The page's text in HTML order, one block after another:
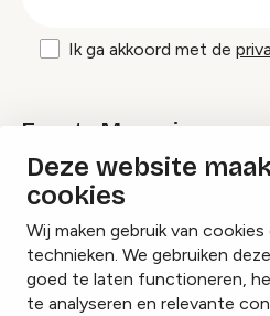
Deze website
cookies
Wij maken gebruik van
technieken. We gebruiken
goed te laten functioneren,
te analyseren en relevante
Ik ga akkoord met de
Events Magazine
Ik ontvang graag